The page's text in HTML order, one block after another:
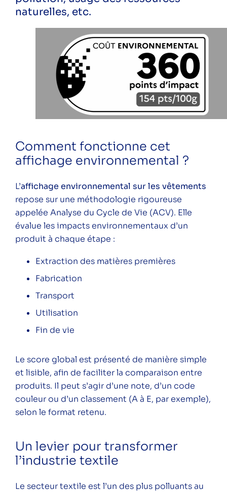
Une question ? Vous souhaitez plus
d'informations sur l'ALEC Lyon ?
N'hésitez pas à nous contacter.
Contacter l'ALEC Lyon
naturelles, etc.
Comment fonctionne cet
affichage environnemental ?
L’affichage environnemental sur les vêtements
repose sur une méthodologie rigoureuse
appelée Analyse du Cycle de Vie (ACV). Elle
évalue les impacts environnementaux d’un
produit à chaque étape :
Extraction des matières premières
Fabrication
Transport
Utilisation
Fin de vie
Le score global est présenté de manière simple
et lisible, afin de faciliter la comparaison entre
produits. Il peut s’agir d’une note, d’un code
couleur ou d’un classement (A à E, par exemple),
selon le format retenu.
Un levier pour transformer
l’industrie textile
Le secteur textile est l’un des plus polluants au